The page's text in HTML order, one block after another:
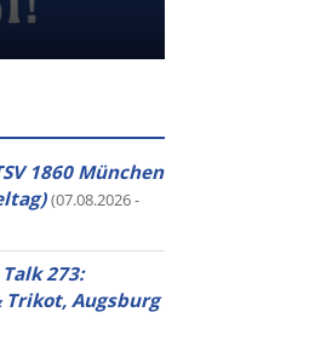
1860 München
(07.08.2026 -
273:
Trikot, Augsburg